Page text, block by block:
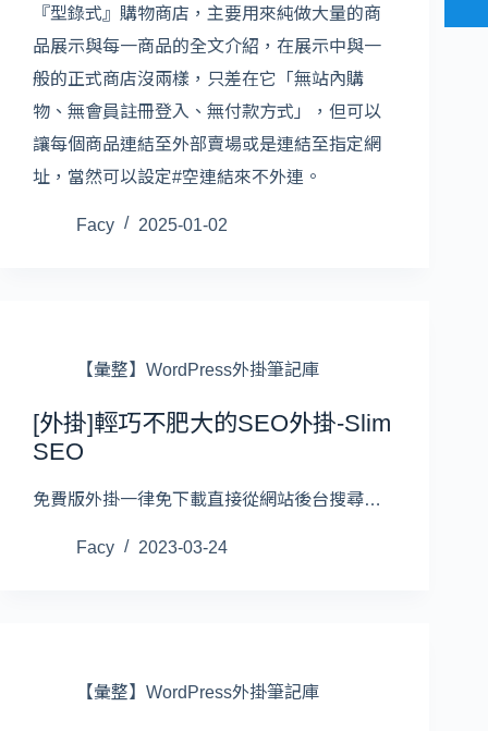
『型錄式』購物商店，主要用來純做大量的商
品展示與每一商品的全文介紹，在展示中與一
般的正式商店沒兩樣，只差在它「無站內購
物、無會員註冊登入、無付款方式」，但可以
讓每個商品連結至外部賣場或是連結至指定網
址，當然可以設定#空連結來不外連。
Facy 2025-01-02
【彙整】WordPress外掛筆記庫
[外掛]輕巧不肥大的SEO外掛-Slim
SEO
免費版外掛一律免下載直接從網站後台搜尋…
Facy 2023-03-24
【彙整】WordPress外掛筆記庫